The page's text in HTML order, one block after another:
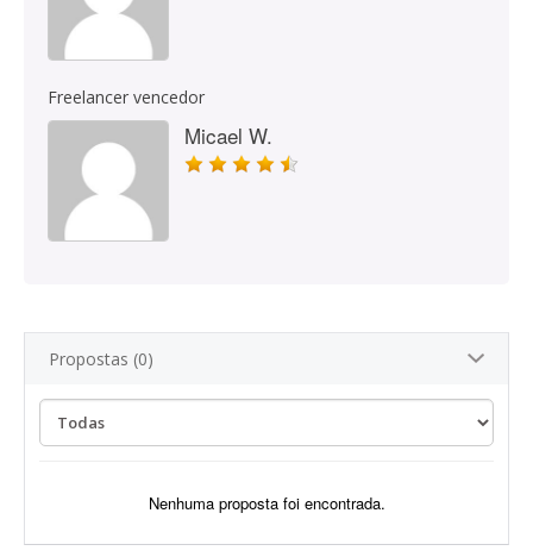
Freelancer vencedor
Micael W.
Propostas (0)
Nenhuma proposta foi encontrada.